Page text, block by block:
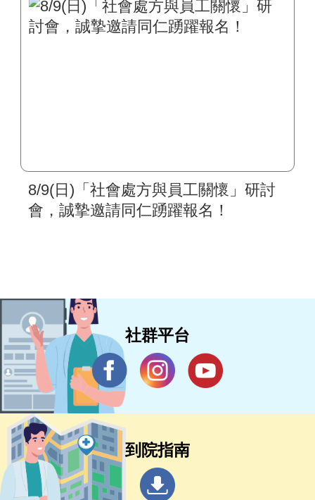
8/9(日)「社會處方與員工關懷」研討
會，誠摯邀請同仁踴躍報名！
社群平台
到院指南